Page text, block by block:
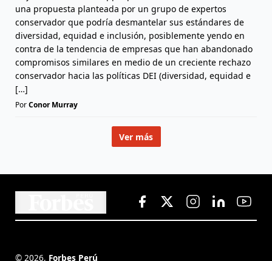
una propuesta planteada por un grupo de expertos
conservador que podría desmantelar sus estándares de
diversidad, equidad e inclusión, posiblemente yendo en
contra de la tendencia de empresas que han abandonado
compromisos similares en medio de un creciente rechazo
conservador hacia las políticas DEI (diversidad, equidad e
[…]
PorConor Murray
Ver más
© 2026, Forbes Perú